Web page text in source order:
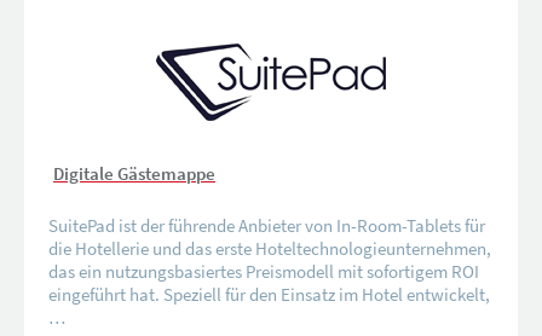
Digitale Gästemappe
SuitePad ist der führende Anbieter von In-Room-Tablets für
die Hotellerie und das erste Hoteltechnologieunternehmen,
das ein nutzungsbasiertes Preismodell mit sofortigem ROI
eingeführt hat. Speziell für den Einsatz im Hotel entwickelt,
…